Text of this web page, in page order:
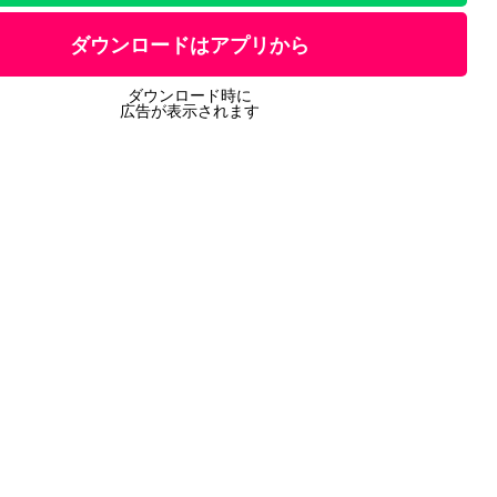
ダウンロードはアプリから
ダウンロード時に
広告が表示されます